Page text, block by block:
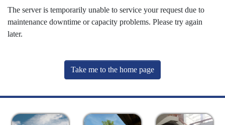
The server is temporarily unable to service your request due to
maintenance downtime or capacity problems. Please try again
later.
Take me to the home page